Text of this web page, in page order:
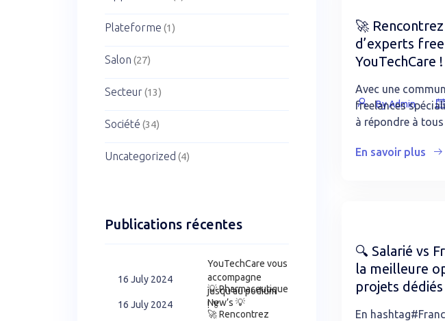
Plateforme (1)
Salon (27)
Secteur(13)
Société (34)
Uncategorized (4)
Publications récentes
YouTechCare vous
accompagne
jusqu’au podium
! 🏅
16 July 2024
💡 Pharmaceutique
New’s 💡
16 July 2024
🚀 Rencontrez
🚀
d’experts
YouTechCare
By Admin
Avec une
freelances
à répondre à
En savoir plus
🔍 Salarié vs
la meilleure
projets dédiés
En